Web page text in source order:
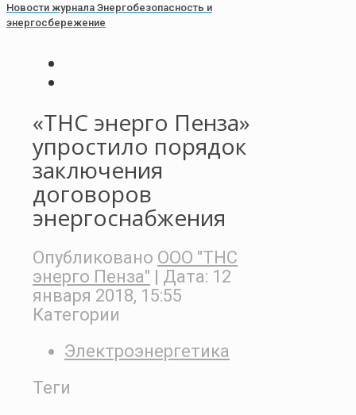
Новости журнала Энергобезопасность и
энергосбережение
«ТНС энерго Пенза»
упростило порядок
заключения
договоров
энергоснабжения
Опубликовано ООО "ТНС
энерго Пенза" | Дата: 12
января 2018, 15:55
Категории
Электроэнергетика
Теги